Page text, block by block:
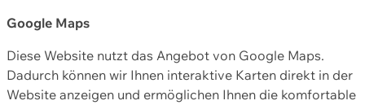
Google Maps
Diese Website nutzt das Angebot von Google Maps.
Dadurch können wir Ihnen interaktive Karten direkt in der
Website anzeigen und ermöglichen Ihnen die komfortable